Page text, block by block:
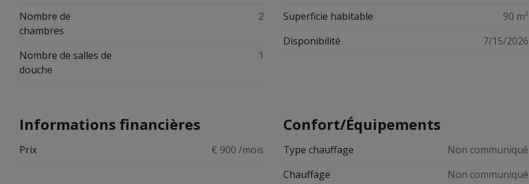
Nombre de
chambres
2
Nombre de salles de
douche
1
Superficie habitable
90 m²
Disponibilité
7/15/2026
Informations financières
Prix € 900 /mois
Confort/Équipements
Type chauffage
Non communiqué
Chauffage
Non communiqué